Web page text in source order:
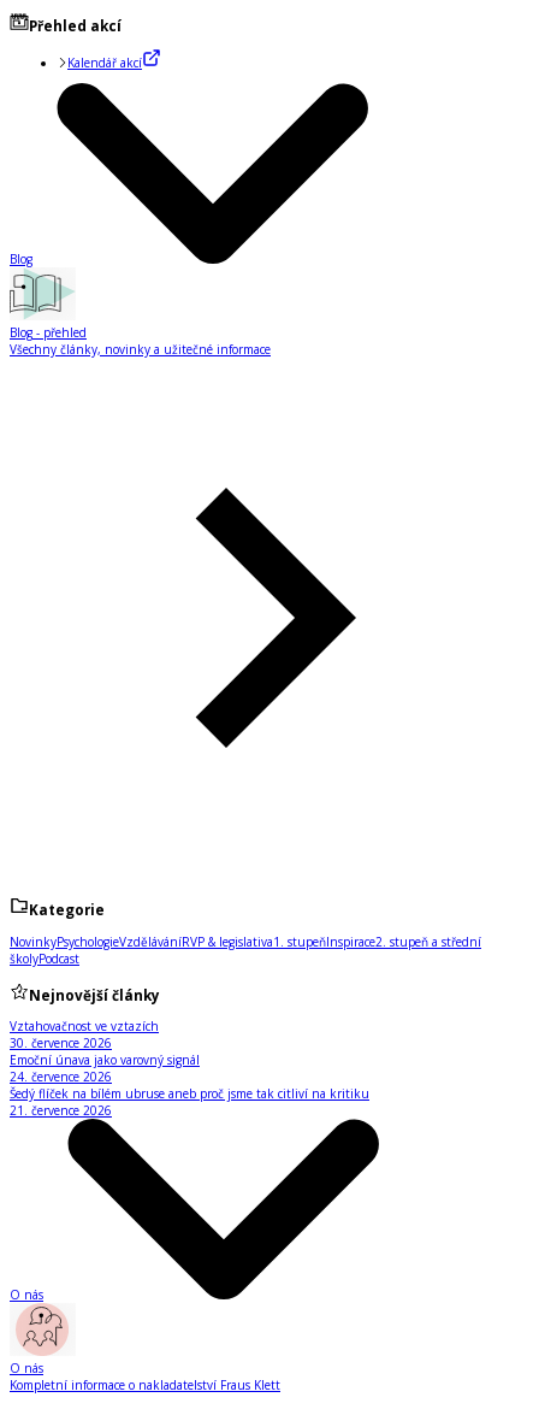
Přehled akcí
Kalendář akcí
Blog
Blog - přehled
Všechny články, novinky a užitečné informace
Kategorie
NovinkyPsychologieVzděláváníRVP & legislativa1. stupeňInspirace2. stupeň a střední
školyPodcast
Nejnovější články
Vztahovačnost ve vztazích
30. července 2026
Emoční únava jako varovný signál
24. července 2026
Šedý flíček na bílém ubruse aneb proč jsme tak citliví na kritiku
21. července 2026
O nás
O nás
Kompletní informace o nakladatelství Fraus Klett